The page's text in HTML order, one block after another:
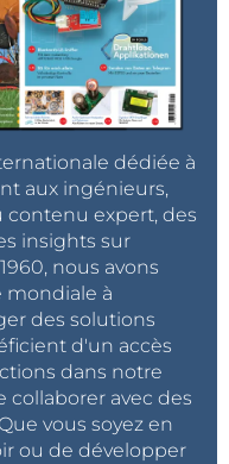
dédiée à
aux ingénieurs,
contenu expert, des
insights sur
nous avons
à
des solutions
d'un accès
dans notre
avec des
vous soyez en
ou de développer